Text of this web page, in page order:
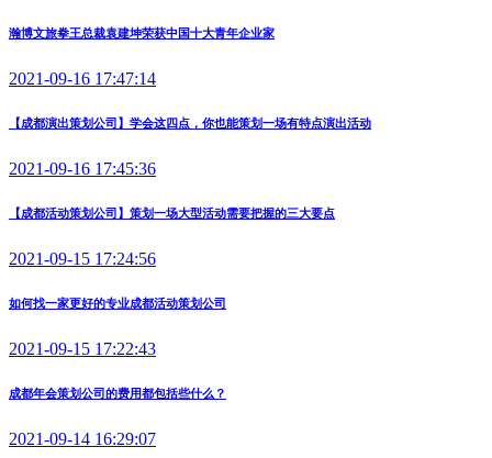
瀚博文旅拳王总裁袁建坤荣获中国十大青年企业家
2021-09-16 17:47:14
【成都演出策划公司】学会这四点，你也能策划一场有特点演出活动
2021-09-16 17:45:36
【成都活动策划公司】策划一场大型活动需要把握的三大要点
2021-09-15 17:24:56
如何找一家更好的专业成都活动策划公司
2021-09-15 17:22:43
成都年会策划公司的费用都包括些什么？
2021-09-14 16:29:07